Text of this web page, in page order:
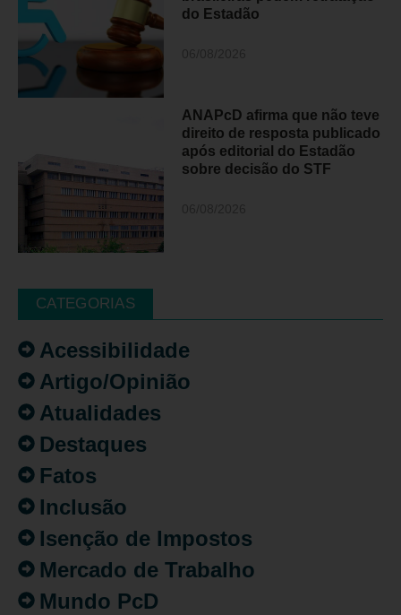
do Estadão
ANAPcD afirma que não teve
direito de resposta publicado
após editorial do Estadão
sobre decisão do STF
CATEGORIAS
Acessibilidade
Artigo/Opinião
Atualidades
Destaques
Fatos
Inclusão
Isenção de Impostos
Mercado de Trabalho
Mundo PcD